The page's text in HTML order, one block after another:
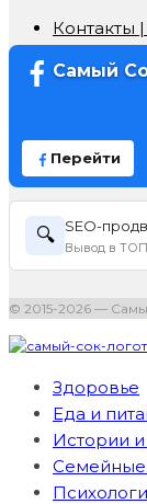
Контакты
Самый
Перейти
🔍 SEO-
Вывод в
© 2015-2026 —
Здоровье
Еда и
Истории и
Семейные